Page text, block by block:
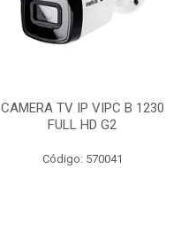
CAMERA TV IP VIPC B 1230
FULL HD G2
Código: 570041